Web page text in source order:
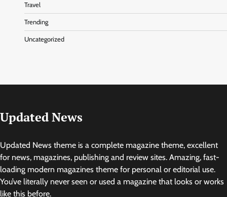
Travel
Trending
Uncategorized
Updated News
Updated News theme is a complete magazine theme, excellent
for news, magazines, publishing and review sites. Amazing, fast-
loading modern magazines theme for personal or editorial use.
You’ve literally never seen or used a magazine that looks or works
like this before.